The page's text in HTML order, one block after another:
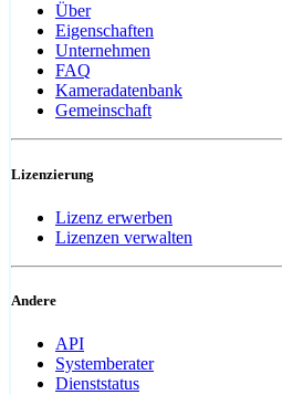
Über
Eigenschaften
Unternehmen
FAQ
Kameradatenbank
Gemeinschaft
Lizenzierung
Lizenz erwerben
Lizenzen verwalten
Andere
API
Systemberater
Dienststatus